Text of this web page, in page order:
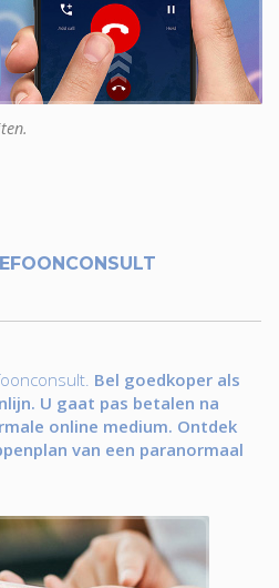
Bel goedkoper als
U gaat pas betalen na
online medium. Ontdek
van een paranormaal